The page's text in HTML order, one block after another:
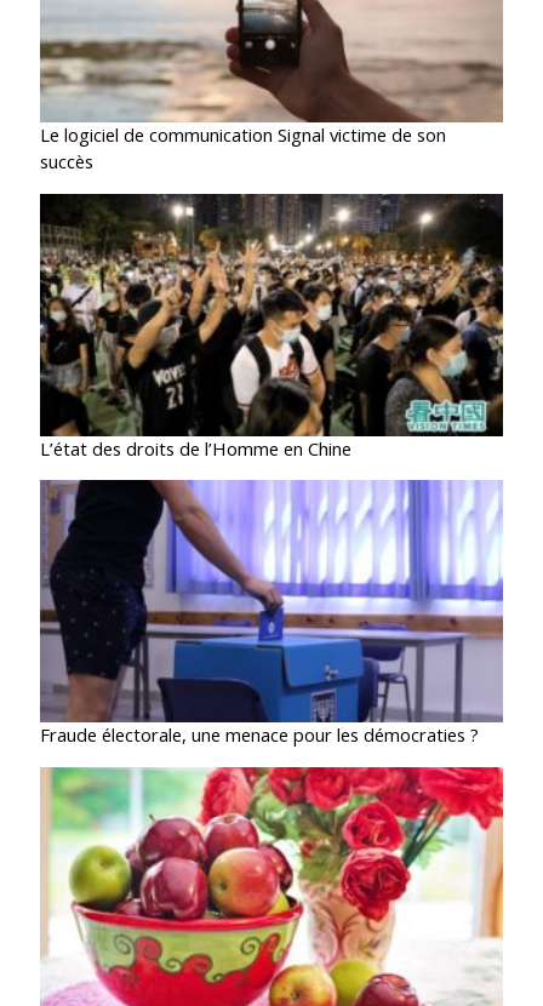
Le logiciel de communication Signal victime de son
succès
L’état des droits de l’Homme en Chine
Fraude électorale, une menace pour les démocraties ?